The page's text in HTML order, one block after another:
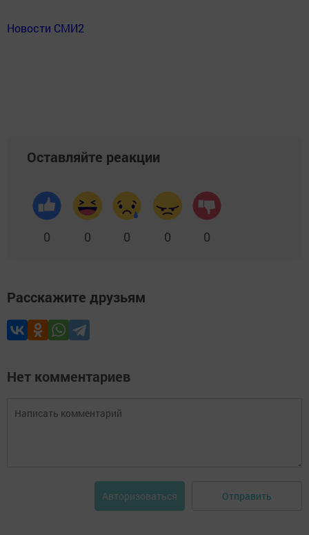
Новости СМИ2
Оставляйте реакции
0 0 0 0 0
Расскажите друзьям
Нет комментариев
Авторизоваться Отправить